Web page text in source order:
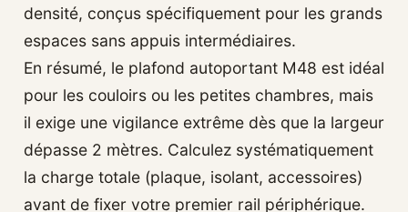
densité, conçus spécifiquement pour les grands
espaces sans appuis intermédiaires.
En résumé, le plafond autoportant M48 est idéal
pour les couloirs ou les petites chambres, mais
il exige une vigilance extrême dès que la largeur
dépasse 2 mètres. Calculez systématiquement
la charge totale (plaque, isolant, accessoires)
avant de fixer votre premier rail périphérique.